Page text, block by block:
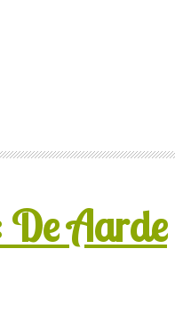
De Aarde